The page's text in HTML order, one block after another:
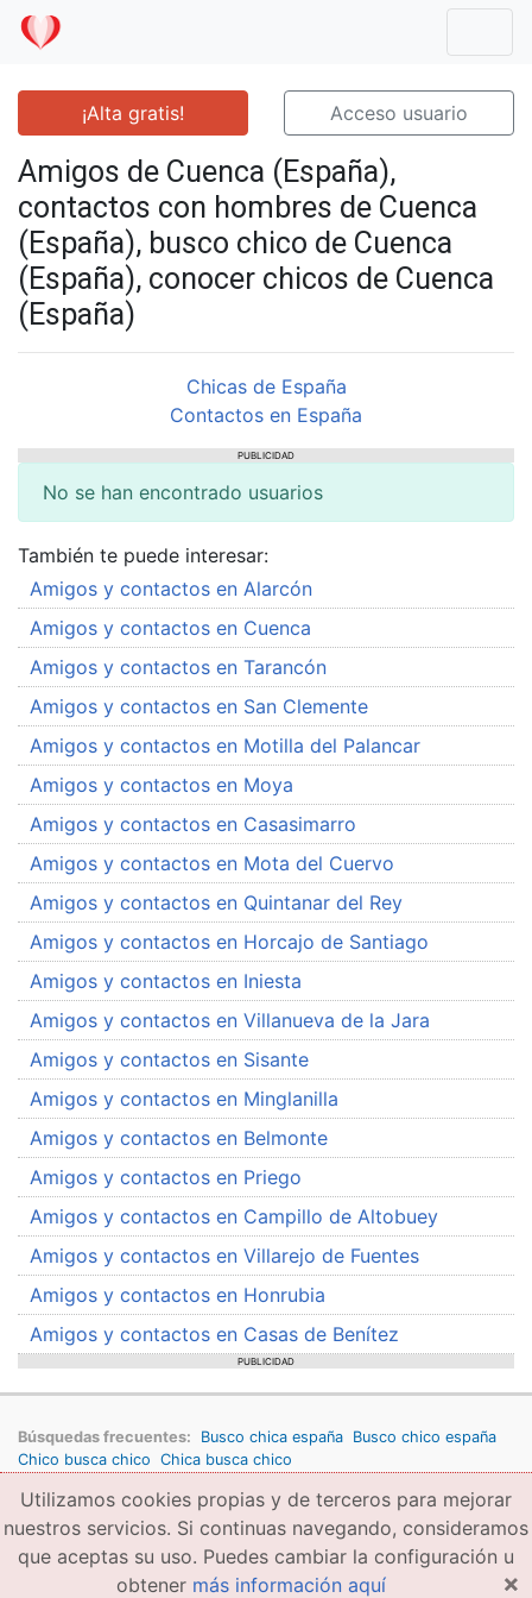
¡Alta gratis! Acceso usuario
Amigos de Cuenca (España),
contactos con hombres de Cuenca
(España), busco chico de Cuenca
(España), conocer chicos de Cuenca
(España)
Chicas de España
Contactos en España
PUBLICIDAD
No se han encontrado usuarios
También te puede interesar:
Amigos y contactos en Alarcón
Amigos y contactos en Cuenca
Amigos y contactos en Tarancón
Amigos y contactos en San Clemente
Amigos y contactos en Motilla del Palancar
Amigos y contactos en Moya
Amigos y contactos en Casasimarro
Amigos y contactos en Mota del Cuervo
Amigos y contactos en Quintanar del Rey
Amigos y contactos en Horcajo de Santiago
Amigos y contactos en Iniesta
Amigos y contactos en Villanueva de la Jara
Amigos y contactos en Sisante
Amigos y contactos en Minglanilla
Amigos y contactos en Belmonte
Amigos y contactos en Priego
Amigos y contactos en Campillo de Altobuey
Amigos y contactos en Villarejo de Fuentes
Amigos y contactos en Honrubia
Amigos y contactos en Casas de Benítez
PUBLICIDAD
Búsquedas frecuentes: Busco chica españa Busco chico españa
Chico busca chico Chica busca chico
Copyright © 2026 amigae.com Condiciones generales de uso
Política de privacidad
Copyright
Utilizamos cookies propias y de terceros para mejorar
nuestros servicios. Si continuas navegando, consideramos
que aceptas su uso. Puedes cambiar la configuración u
obtener más información aquí ×